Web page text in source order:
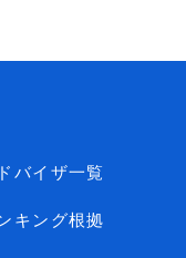
バイザ一覧
キング根拠